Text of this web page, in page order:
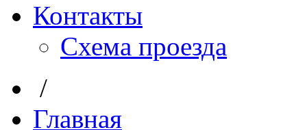
Контакты
Схема проезда
/
Главная